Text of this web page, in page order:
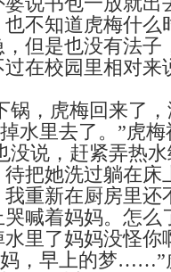
也不知道虎梅什么
但是也没有法子
在校园里相对来
锅，虎梅回来了
水里去了。”虎
没说，赶紧弄热
把她洗过躺在床
重新在厨房里还
喊着妈妈。怎么
里了妈妈没怪你
妈，早上的梦……”